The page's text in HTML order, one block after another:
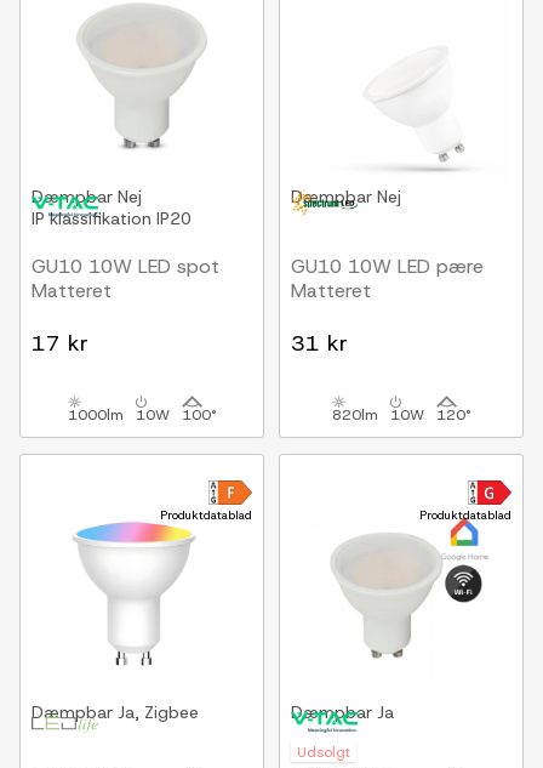
Dæmpbar Nej
IP klassifikation IP20
GU10 10W LED spot
Matteret
17 kr
1000lm 10W 100°
Dæmpbar Nej
GU10 10W LED pære
Matteret
31 kr
820lm 10W 120°
Produktdatablad
Dæmpbar Ja, Zigbee
Produktdatablad
Udsolgt
Dæmpbar Ja